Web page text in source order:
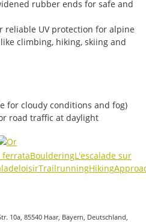
rubber ends for safe and
reliable UV protection for alpine
climbing, hiking, skiing and
for cloudy conditions and fog)
road traffic at daylight
ferrataBoulderingL'escalade sur
loisirTrailrunningHiking
10a, 85540 Haar, Bayern, Deutschland,